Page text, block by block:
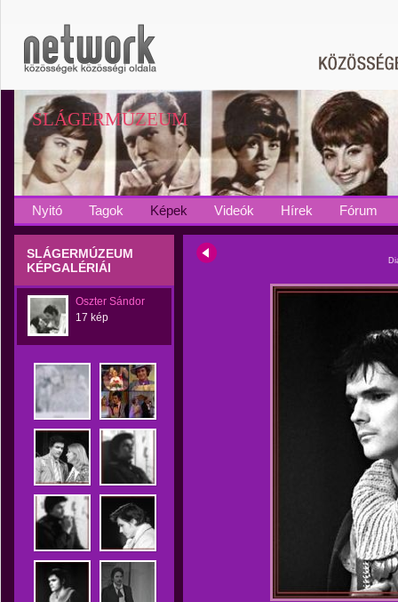
SLÁGERMÚZEUM
Nyitó Tagok Képek Videók Hírek Fórum
SLÁGERMÚZEUM
KÉPGALÉRIÁI
Oszter Sándor
17 kép